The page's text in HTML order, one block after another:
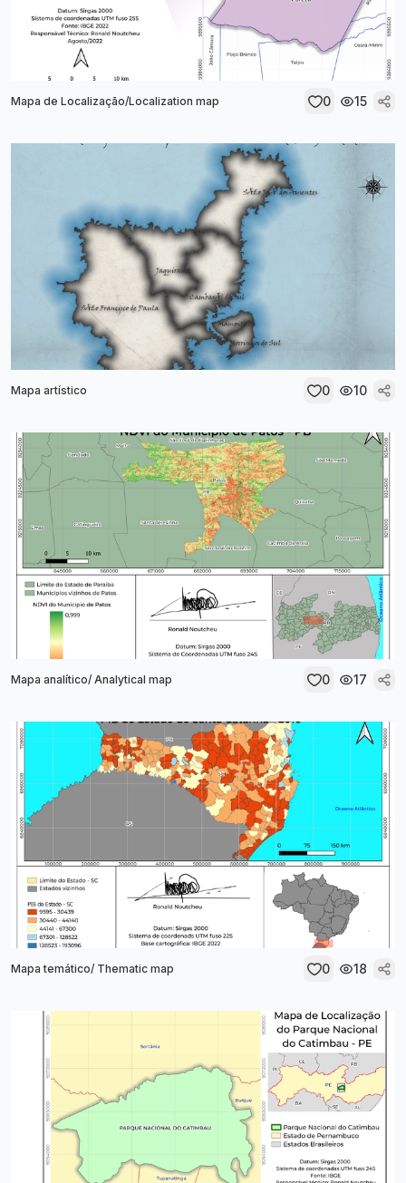
Mapa de Localização/Localization map 0 15
Mapa artístico 0 10
Mapa analítico/ Analytical map 0 17
Mapa temático/ Thematic map 0 18